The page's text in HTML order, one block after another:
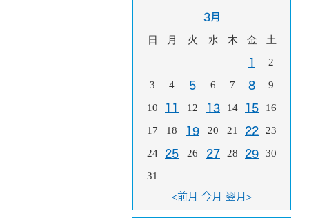
3月
日 月 火 水 木 金 土
1 2
3 4 5 6 7 8 9
10 11 12 13 14 15 16
17 18 19 20 21 22 23
24 25 26 27 28 29 30
31
<前月 今月 翌月>